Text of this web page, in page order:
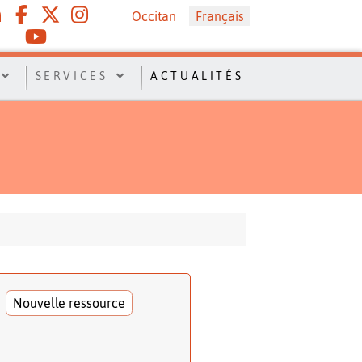
Sélectionnez votre langue
Occitan Français
SERVICES ACTUALITÉS
Nouvelle ressource